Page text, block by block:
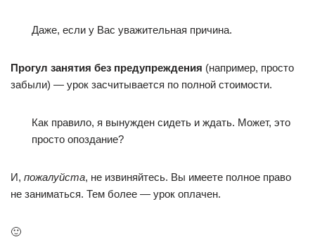
Даже, если у Вас уважительная причина.
Прогул занятия без предупреждения (например, просто
забыли) — урок засчитывается по полной стоимости.
Как правило, я вынужден сидеть и ждать. Может, это
просто опоздание?
И, пожалуйста, не извиняйтесь. Вы имеете полное право
не заниматься. Тем более — урок оплачен.
🙂